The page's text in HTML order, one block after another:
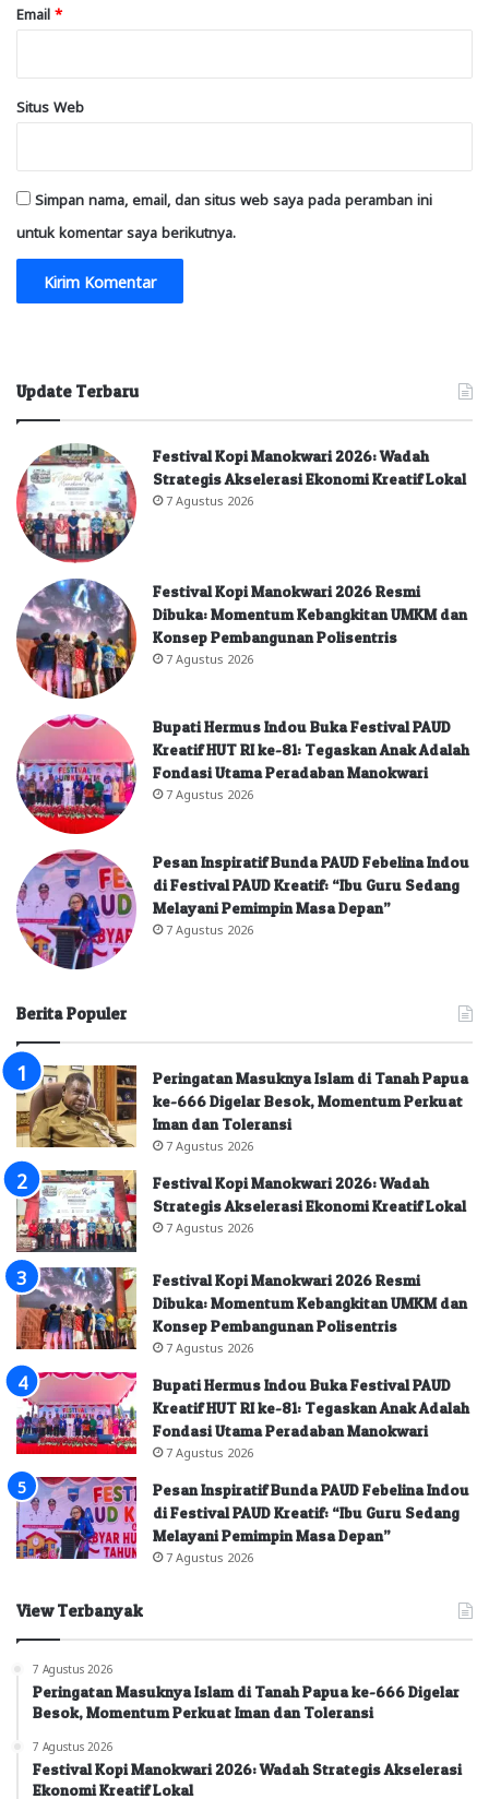
Email *
Situs Web
Simpan nama, email, dan situs web saya pada peramban ini
untuk komentar saya berikutnya.
Update Terbaru
Festival Kopi Manokwari 2026: Wadah
Strategis Akselerasi Ekonomi Kreatif Lokal
7 Agustus 2026
Festival Kopi Manokwari 2026 Resmi
Dibuka: Momentum Kebangkitan UMKM dan
Konsep Pembangunan Polisentris
7 Agustus 2026
Bupati Hermus Indou Buka Festival PAUD
Kreatif HUT RI ke-81: Tegaskan Anak Adalah
Fondasi Utama Peradaban Manokwari
7 Agustus 2026
Pesan Inspiratif Bunda PAUD Febelina Indou
di Festival PAUD Kreatif: “Ibu Guru Sedang
Melayani Pemimpin Masa Depan”
7 Agustus 2026
Berita Populer
Peringatan Masuknya Islam di Tanah Papua
ke-666 Digelar Besok, Momentum Perkuat
Iman dan Toleransi
7 Agustus 2026
Festival Kopi Manokwari 2026: Wadah
Strategis Akselerasi Ekonomi Kreatif Lokal
7 Agustus 2026
Festival Kopi Manokwari 2026 Resmi
Dibuka: Momentum Kebangkitan UMKM dan
Konsep Pembangunan Polisentris
7 Agustus 2026
Bupati Hermus Indou Buka Festival PAUD
Kreatif HUT RI ke-81: Tegaskan Anak Adalah
Fondasi Utama Peradaban Manokwari
7 Agustus 2026
Pesan Inspiratif Bunda PAUD Febelina Indou
di Festival PAUD Kreatif: “Ibu Guru Sedang
Melayani Pemimpin Masa Depan”
7 Agustus 2026
View Terbanyak
7 Agustus 2026
Peringatan Masuknya Islam di Tanah Papua ke-666 Digelar
Besok, Momentum Perkuat Iman dan Toleransi
7 Agustus 2026
Festival Kopi Manokwari 2026: Wadah Strategis Akselerasi
Ekonomi Kreatif Lokal